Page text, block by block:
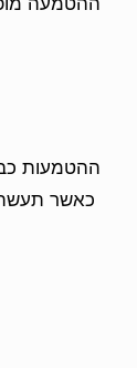
ההטמעות
כאשר תעשה